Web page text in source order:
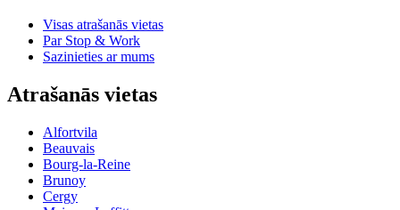
Visas atrašanās vietas
Par Stop & Work
Sazinieties ar mums
Atrašanās vietas
Alfortvila
Beauvais
Bourg-la-Reine
Brunoy
Cergy